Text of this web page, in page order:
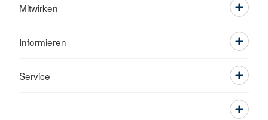
Mitwirken
Informieren
Service